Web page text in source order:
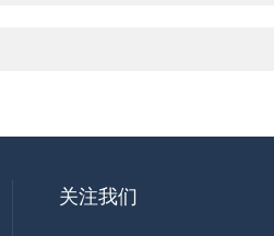
关注我们